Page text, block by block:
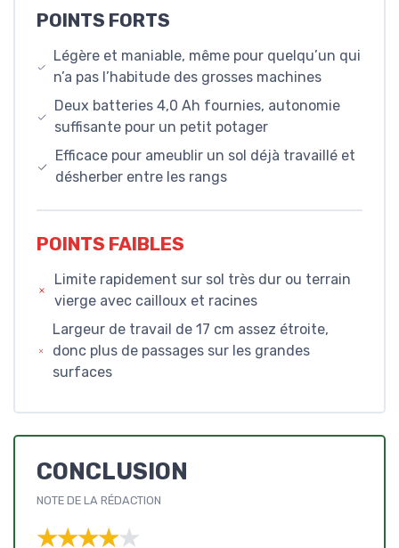
POINTS FORTS
Légère et maniable, même pour quelqu’un qui
n’a pas l’habitude des grosses machines
Deux batteries 4,0 Ah fournies, autonomie
suffisante pour un petit potager
Efficace pour ameublir un sol déjà travaillé et
désherber entre les rangs
POINTS FAIBLES
Limite rapidement sur sol très dur ou terrain
vierge avec cailloux et racines
Largeur de travail de 17 cm assez étroite,
donc plus de passages sur les grandes
surfaces
CONCLUSION
NOTE DE LA RÉDACTION
★★★★★
★★★★★